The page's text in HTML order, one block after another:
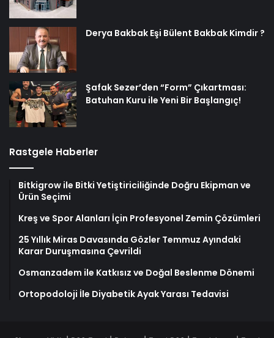
Derya Bakbak Eşi Bülent Bakbak Kimdir ?
Şafak Sezer’den “Form” Çıkartması:
Batuhan Kuru ile Yeni Bir Başlangıç!
Rastgele Haberler
Bitkigrow ile Bitki Yetiştiriciliğinde Doğru Ekipman ve
Ürün Seçimi
Kreş ve Spor Alanları İçin Profesyonel Zemin Çözümleri
25 Yıllık Miras Davasında Gözler Temmuz Ayındaki
Karar Duruşmasına Çevrildi
Osmanzadem ile Katkısız ve Doğal Beslenme Dönemi
Ortopodoloji İle Diyabetik Ayak Yarası Tedavisi